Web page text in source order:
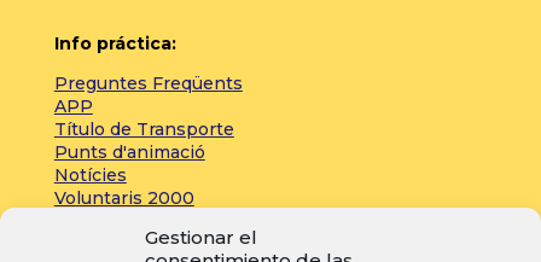
Gestionar el
Info práctica:
Preguntes Freqüents
APP
Título de Transporte
Punts d'animació
Notícies
Voluntaris 2000